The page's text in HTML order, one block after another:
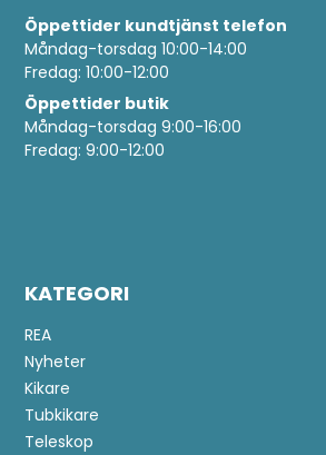
Öppettider kundtjänst telefon
Måndag-torsdag 10:00-14:00
Fredag: 10:00-12:00
Öppettider butik
Måndag-torsdag 9:00-16:00
Fredag: 9:00-12:00
KATEGORI
REA
Nyheter
Kikare
Tubkikare
Teleskop